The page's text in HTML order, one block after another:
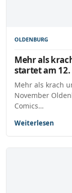
OLDENBURG
Mehr als
startet am
Mehr als krach
November
Comics…
Weiterlesen